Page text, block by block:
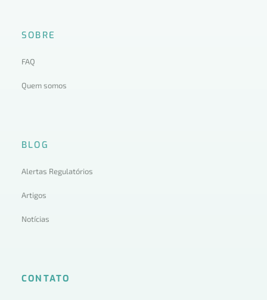
SOBRE
FAQ
Quem somos
BLOG
Alertas Regulatórios
Artigos
Notícias
CONTATO